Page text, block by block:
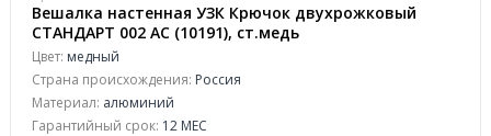
Вешалка настенная УЗК Крючок двухрожковый
СТАНДАРТ 002 AC (10191), ст.медь
Цвет: медный
Страна происхождения: Россия
Материал: алюминий
Гарантийный срок: 12 МЕС